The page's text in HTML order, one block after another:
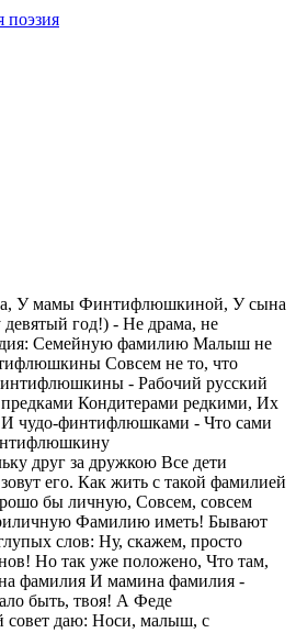
поэзия
У мамы Финтифлюшкиной, У сына
год!) - Не драма, не
Семейную фамилию Малыш не
Совсем не то, что
- Рабочий русский
Кондитерами редкими, Их
чудо-финтифлюшками - Что сами
друг за дружкою Все дети
его. Как жить с такой фамилией
бы личную, Совсем, совсем
Фамилию иметь! Бывают
слов: Ну, скажем, просто
Но так уже положено, Что там,
фамилия И мамина фамилия -
быть, твоя! А Феде
даю: Носи, малыш, с